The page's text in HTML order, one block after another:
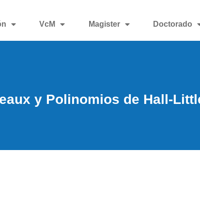
VcM Magister Doctorado
y Polinomios de Hall-